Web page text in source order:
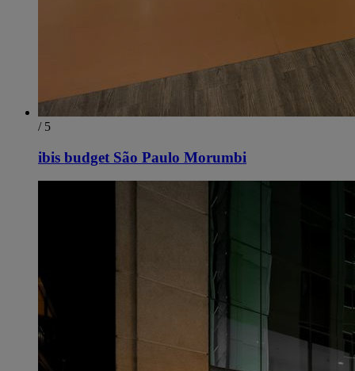
/ 5
ibis budget São Paulo Morumbi